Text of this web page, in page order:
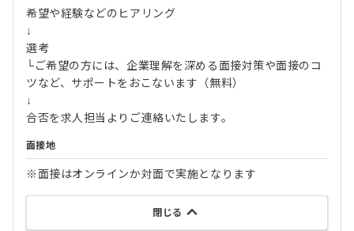
希望や経験などのヒアリング
↓
選考
└ご希望の方には、企業理解を深める面接対策や面接のコ
ツなど、サポートをおこないます（無料）
↓
合否を求人担当よりご連絡いたします。
面接地
※面接はオンラインか対面で実施となります
閉じる